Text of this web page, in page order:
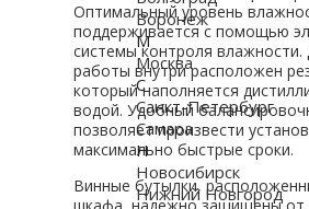
Оптимальный уровень
поддерживается с помощью
системы контроля влажности.
работы внутри расположен
который наполняется
водой. Удобный
позволяет произвести
максимально быстрые сроки.
Винные бутылки,
Воронеж
М
Москва
С
Санкт-Петербург
Самара
Н
Новосибирск
Нижний Новгород